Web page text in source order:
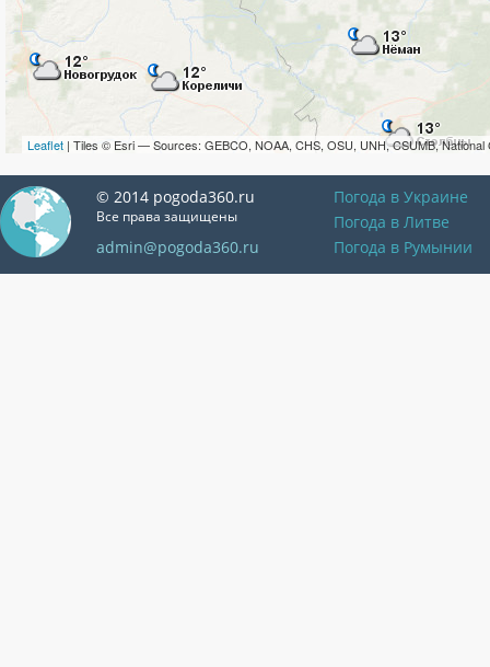
Leaflet | Tiles © Esri — Sources: GEBCO, NOAA, CHS, OSU, UNH, CSUMB, National
© 2014 pogoda360.ru
Все права защищены
admin@pogoda360.ru
Погода в Украине
Погода в Литве
Погода в Румынии